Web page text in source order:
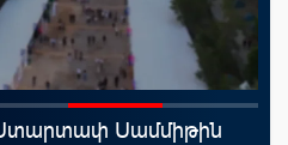
Սամմիթին